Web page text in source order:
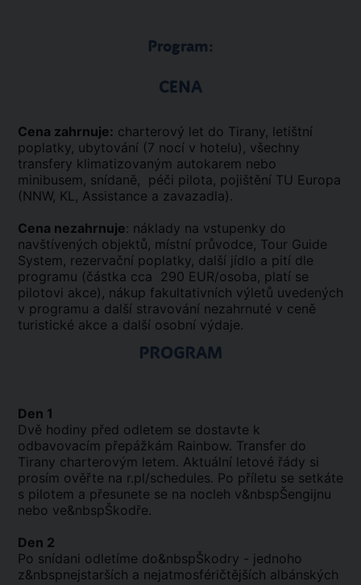
Program:
CENA
Cena zahrnuje: charterový let do Tirany, letištní
poplatky, ubytování (7 nocí v hotelu), všechny
transfery klimatizovaným autokarem nebo
minibusem, snídaně, péči pilota, pojištění TU Europa
(NNW, KL, Assistance a zavazadla).
Cena nezahrnuje: náklady na vstupenky do
navštívených objektů, místní průvodce, Tour Guide
System, rezervační poplatky, další jídlo a pití dle
programu (částka cca 290 EUR/osoba, platí se
pilotovi akce), nákup fakultativních výletů uvedených
v programu a další stravování nezahrnuté v ceně
turistické akce a další osobní výdaje.
PROGRAM
Den 1
Dvě hodiny před odletem se dostavte k
odbavovacím přepážkám Rainbow. Transfer do
Tirany charterovým letem. Aktuální letové řády si
prosím ověřte na r.pl/schedules. Po příletu se setkáte
s pilotem a přesunete se na nocleh v&nbspŠengijnu
nebo ve&nbspŠkodře.
Den 2
Po snídani odletíme do&nbspŠkodry - jednoho
z&nbspnejstarších a nejatmosféričtějších albánských